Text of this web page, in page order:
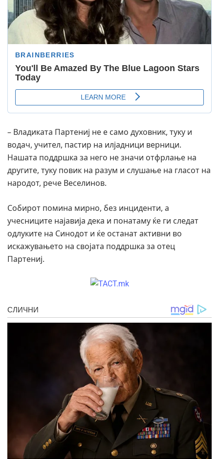
– Владиката Партениј не е само духовник, туку и
водач, учител, пастир на илјадници верници.
Нашата поддршка за него не значи отфрлање на
другите, туку повик на разум и слушање на гласот на
народот, рече Веселинов.
Собирот помина мирно, без инциденти, а
учесниците најавија дека и понатаму ќе ги следат
одлуките на Синодот и ќе останат активни во
искажувањето на својата поддршка за отец
Партениј.